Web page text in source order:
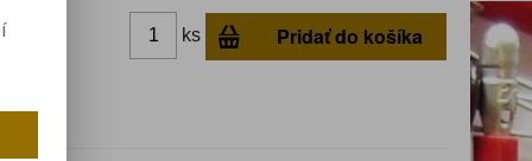
ks Pridať do košíka